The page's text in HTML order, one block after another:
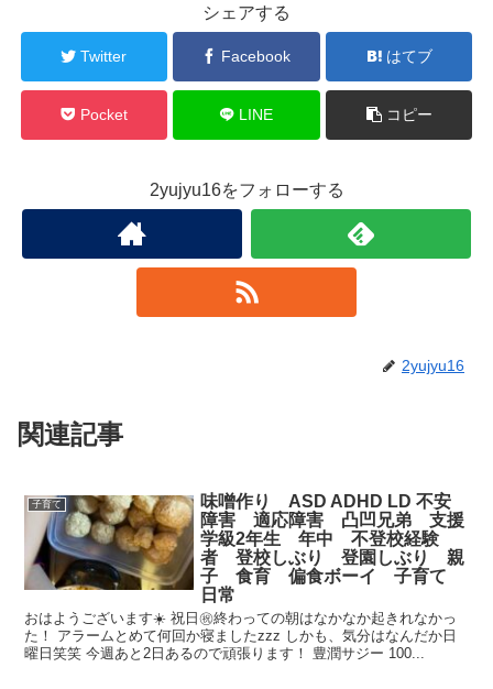
シェアする
Twitter Facebook はてブ
Pocket LINE コピー
2yujyu16をフォローする
2yujyu16
関連記事
子育て
味噌作り ASD ADHD LD 不安
障害 適応障害 凸凹兄弟 支援
学級2年生 年中 不登校経験
者 登校しぶり 登園しぶり 親
子 食育 偏食ボーイ 子育て
日常
おはようございます☀️ 祝日㊗️終わっての朝はなかなか起きれなかっ
た！ アラームとめて何回か寝ましたzzz しかも、気分はなんだか日
曜日笑笑 今週あと2日あるので頑張ります！ 豊潤サジー 100...